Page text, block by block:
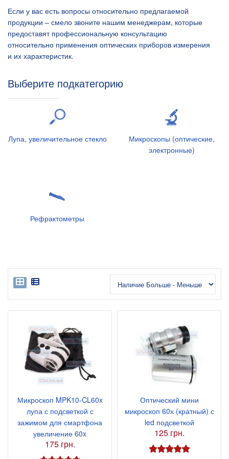
Если у вас есть вопросы относительно предлагаемой
продукции – смело звоните нашим менеджерам, которые
предоставят профессиональную консультацию
относительно применения оптических приборов измерения
и их характеристик.
Выберите подкатегорию
Лупа, увеличительное стекло
Микроскопы (оптические,
электронные)
Рефрактометры
Микроскоп MPK10-CL60x
лупа с подсветкой с
зажимом для смартфона
увеличение 60x
175 грн.
Оптический мини
микроскоп 60х (кратный) с
led подсветкой
125 грн.